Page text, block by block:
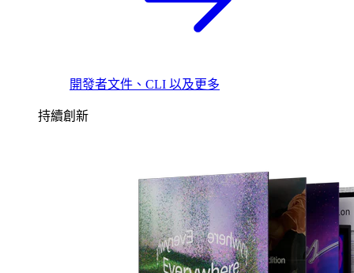
開發者文件、CLI 以及更多
持續創新